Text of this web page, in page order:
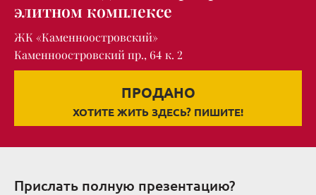
элитном комплексе
ЖК «Каменноостровский»
Каменноостровский пр., 64 к. 2
ПРОДАНО
ХОТИТЕ ЖИТЬ ЗДЕСЬ? ПИШИТЕ!
Прислать полную презентацию?